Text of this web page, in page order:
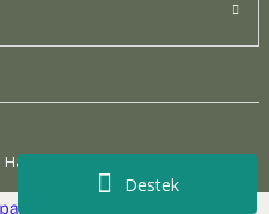
Destek
Saklıdır.